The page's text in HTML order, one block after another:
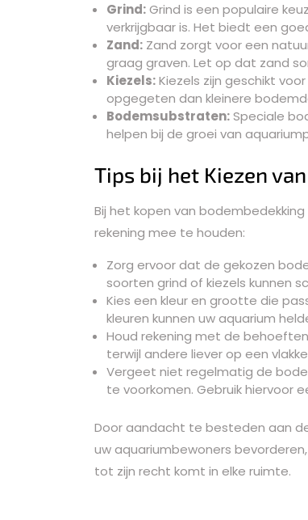
Grind:Grind is een populaire
verkrijgbaar is. Het biedt een
Zand: Zand zorgt voor een
graag graven. Let op dat zand
Kiezels:Kiezels zijn geschikt
opgegeten dan kleinere
Bodemsubstraten:Speciale
helpen bij de groei van
Tips bij het Kiezen
Bij het kopen van
rekening mee te houden:
Zorg ervoor dat de gekozen
soorten grind of kiezels kunnen
Kies een kleur en grootte die
kleuren kunnen uw aquarium
Houd rekening met de
terwijl andere liever op een
Vergeet niet regelmatig de
te voorkomen. Gebruik hiervoor
Door aandacht te besteden aan
uw aquariumbewoners
tot zijn recht komt in elke ruimte.